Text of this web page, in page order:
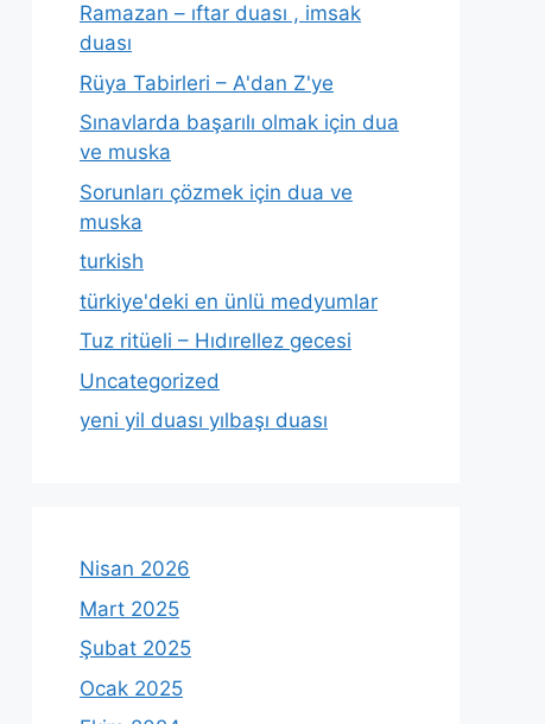
Ramazan – ıftar duası , imsak
duası
Rüya Tabirleri – A'dan Z'ye
Sınavlarda başarılı olmak için dua
ve muska
Sorunları çözmek için dua ve
muska
turkish
türkiye'deki en ünlü medyumlar
Tuz ritüeli – Hıdırellez gecesi
Uncategorized
yeni yil duası yılbaşı duası
Nisan 2026
Mart 2025
Şubat 2025
Ocak 2025